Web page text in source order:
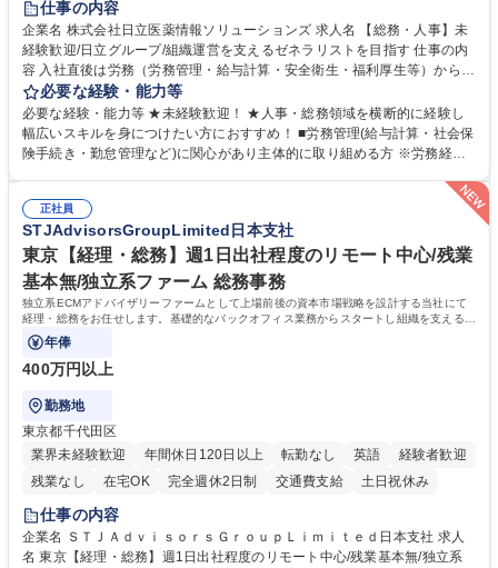
育休あり
完全週休2日制 交通費支給 土日祝休み 寮・社宅あり
仕事の内容
企業名 株式会社日立医薬情報ソリューションズ 求人名 【総務・人事】未
経験歓迎/日立グループ/組織運営を支えるゼネラリストを目指す 仕事の内
容 入社直後は労務（労務管理・給与計算・安全衛生・福利厚生等）からお
任せいたします。将来は総務・採用・教育業務へ守備範囲を広げ、組織運
営を支えるゼネラリストをめざせます。 ・初期業務：労働時間管理、給与
計算、社会保険対応、福利厚生管理、安全衛生、健康経営推進等をお任せ
します。ご経験に応じて、休職者管理など、幅広く経験を積んでいただき
★メンバーがマンツーマンで丁寧に教えるため、ご経験が浅くても安心！
幅広く経験を積みたい意欲がある方に最適な環境です。 募集職種 【総
務・人事】未経験歓迎/日立グループ/組織運営を支えるゼネラリストを目
指す
必要な経験・能力等
必要な経験・能力等 ★未経験歓迎！ ★人事・総務領域を横断的に経験し
幅広いスキルを身につけたい方におすすめ！ ■労務管理(給与計算・社会保
険手続き・勤怠管理など)に関心があり主体的に取り組める方 ※労務経験
マネジメント職として活躍したい 【尚可】■人事、労務、採用、教育業務
のご経験 ■労務管理（給与計算・社会保険手続き・勤怠管理など）の経験
■衛生管理者の資格をお持ちの方 学歴・資格 学歴：大学院 大学 高専 短大
専修学校 高校 語学力： 資格：
正社員
STJAdvisorsGroupLimited日本支社
東京【経理・総務】週1日出社程度のリモート中心/残業
基本無/独立系ファーム 総務事務
独立系ECMアドバイザリーファームとして上場前後の資本市場戦略を設計する当社にて
経理・総務をお任せします。基礎的なバックオフィス業務からスタートし組織を支える専
任担当として広く活躍できる環境です。
年俸
400万円以上
勤務地
東京都千代田区
業界未経験歓迎
年間休日120日以上 転勤なし 英語
経験者歓迎
残業なし
在宅OK 完全週休2日制 交通費支給 土日祝休み
仕事の内容
企業名 ＳＴＪＡｄｖｉｓｏｒｓＧｒｏｕｐＬｉｍｉｔｅｄ日本支社 求人
名 東京【経理・総務】週1日出社程度のリモート中心/残業基本無/独立系